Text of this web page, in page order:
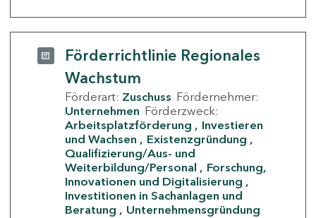
Förderrichtlinie Regionales
Wachstum
Förderart: Zuschuss Fördernehmer:
Unternehmen Förderzweck:
Arbeitsplatzförderung
Investieren
und Wachsen
Existenzgründung
Qualifizierung/Aus- und
Weiterbildung/Personal
Forschung,
Innovationen und Digitalisierung
Investitionen in Sachanlagen und
Beratung
Unternehmensgründung